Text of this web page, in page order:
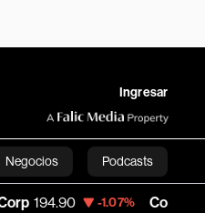
Ingresar
Negocios Podcasts
-1.07% Copa Holdings